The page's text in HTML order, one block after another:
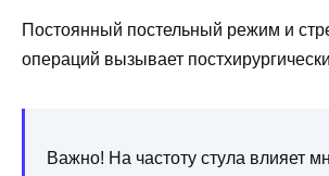
Постоянный постельный режим и
операций вызывает
Важно! На частоту стула влияет